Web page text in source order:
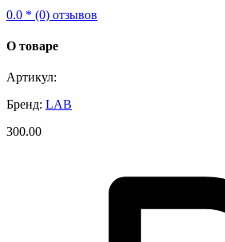
0.0 * (0) отзывов
О товаре
Артикул:
Бренд: LAB
300.00